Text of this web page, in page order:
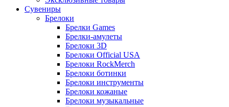
Сувениры
Брелоки
Брелки Games
Брелки-амулеты
Брелоки 3D
Брелоки Official USA
Брелоки RockMerch
Брелоки ботинки
Брелоки инструменты
Брелоки кожаные
Брелоки музыкальные